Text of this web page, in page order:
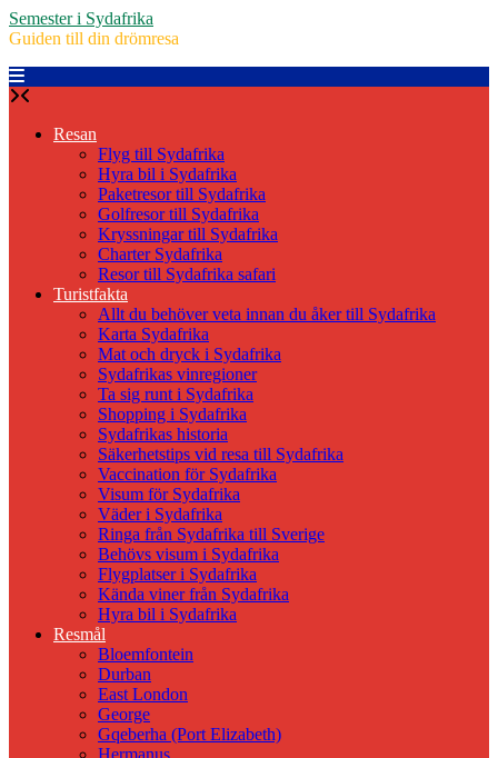
Skip
to
Semester i Sydafrika
Guiden till din drömresa
Resan
Flyg till Sydafrika
Hyra bil i Sydafrika
Paketresor till Sydafrika
Golfresor till Sydafrika
Kryssningar till Sydafrika
Charter Sydafrika
Resor till Sydafrika safari
Turistfakta
Allt du behöver veta innan du åker till Sydafrika
Karta Sydafrika
Mat och dryck i Sydafrika
Sydafrikas vinregioner
Ta sig runt i Sydafrika
Shopping i Sydafrika
Sydafrikas historia
Säkerhetstips vid resa till Sydafrika
Vaccination för Sydafrika
Visum för Sydafrika
Väder i Sydafrika
Ringa från Sydafrika till Sverige
Behövs visum i Sydafrika
Flygplatser i Sydafrika
Kända viner från Sydafrika
Hyra bil i Sydafrika
Resmål
Bloemfontein
Durban
East London
George
Gqeberha (Port Elizabeth)
Hermanus